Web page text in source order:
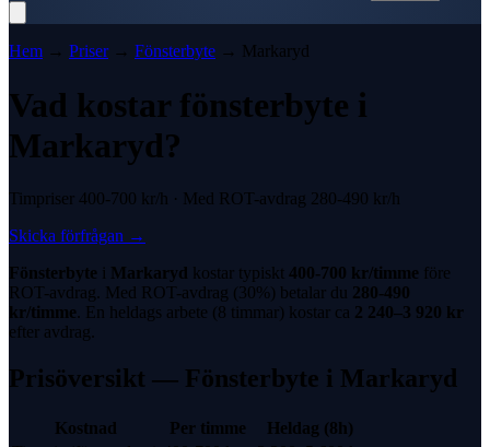
Hem → Priser→ Fönsterbyte → Markaryd
Vad kostar fönsterbyte i
Markaryd?
Timpriser 400-700 kr/h · Med ROT-avdrag 280-490 kr/h
Skicka förfrågan →
Fönsterbyte i Markaryd kostar typiskt 400-700 kr/timme före
ROT-avdrag. Med ROT-avdrag ( 30% ) betalar du 280-490
kr/timme. En heldags arbete (8 timmar) kostar ca 2 240–3 920 kr
efter avdrag.
Prisöversikt — Fönsterbyte i Markaryd
Kostnad Per timme
Heldag (8h)